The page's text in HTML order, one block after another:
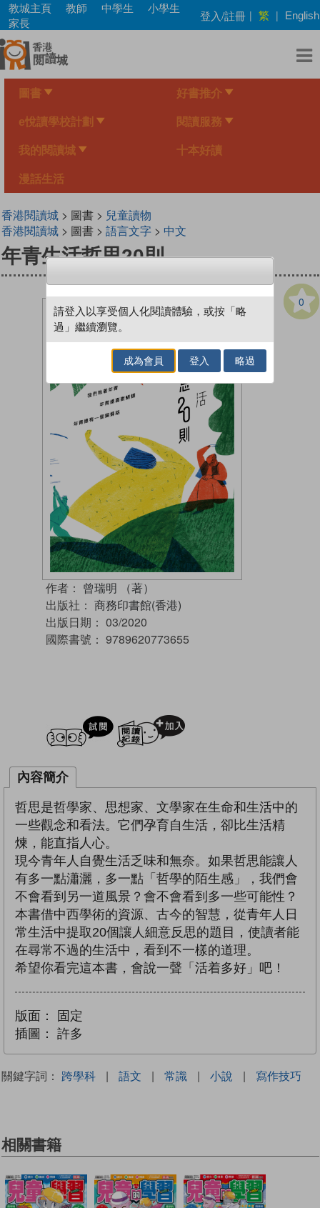
Skip
main
content
教城主頁 教師 中學生
小學生
家長
登入/註冊 | 繁 | English
圖書 好書推介
e悅讀學校計劃 閱讀服務
我的閱讀城 十本好讀
漫話生活
香港閱讀城> 圖書 > 兒童讀物
香港閱讀城> 圖書 > 語言文字> 中文
年青生活哲思20則
0
作者： 曾瑞明 （著）
出版社： 商務印書館(香港)
出版日期： 03/2020
國際書號： 9789620773655
試閲
內容簡介
哲思是哲學家、思想家、文學家在生命和生活中的
一些觀念和看法。它們孕育自生活，卻比生活精
煉，能直指人心。
現今青年人自覺生活乏味和無奈。如果哲思能讓人
有多一點瀟灑，多一點「哲學的陌生感」，我們會
不會看到另一道風景？會不會看到多一些可能性？
本書借中西學術的資源、古今的智慧，從青年人日
常生活中提取20個讓人細意反思的題目，使讀者能
在尋常不過的生活中，看到不一樣的道理。
希望你看完這本書，會說一聲「活着多好」吧！
版面：
固定
插圖：
許多
關鍵字詞： 跨學科 | 語文 | 常識 | 小說 | 寫作技巧
相關書籍
請登入以享受個人化閱讀體驗，或按「略
過」繼續瀏覽。
成為會員 登入 略過